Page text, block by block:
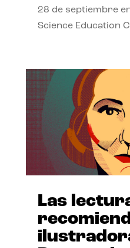
28 de septiembre
Science Education
Las